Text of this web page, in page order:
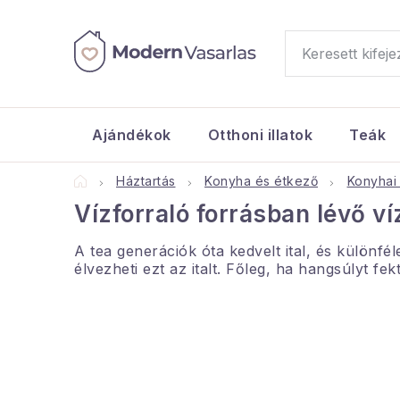
tartalomhoz
Ajándékok Otthoni illatok Teák
KezdőlapHáztartás Konyha és étkező
Vízforraló forrásban lévő
A tea generációk óta kedvelt ital, és
élvezheti ezt az italt. Főleg, ha hangsúlyt